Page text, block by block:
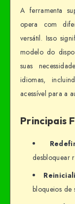
A ferramenta
opera com
versátil. Isso
modelo do
suas
idiomas,
acessível para a
Principais
desbloquear
bloqueios de